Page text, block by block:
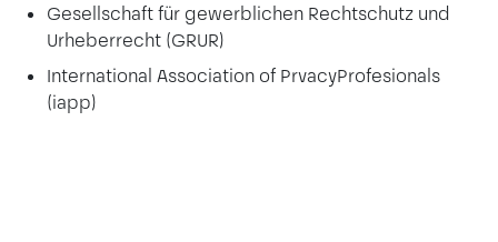
Gesellschaft für gewerblichen Rechtschutz und
Urheberrecht (GRUR)
International Association of PrvacyProfesionals
(iapp)